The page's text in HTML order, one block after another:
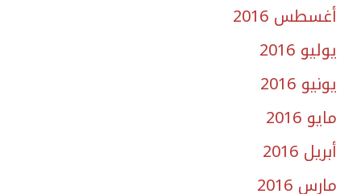
أغسطس 2016
يوليو 2016
يونيو 2016
مايو 2016
أبريل 2016
مارس 2016